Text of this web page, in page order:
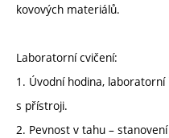
kovových materiálů.
Laboratorní cvičení:
1. Úvodní hodina,
s přístroji.
2. Pevnost v tahu –